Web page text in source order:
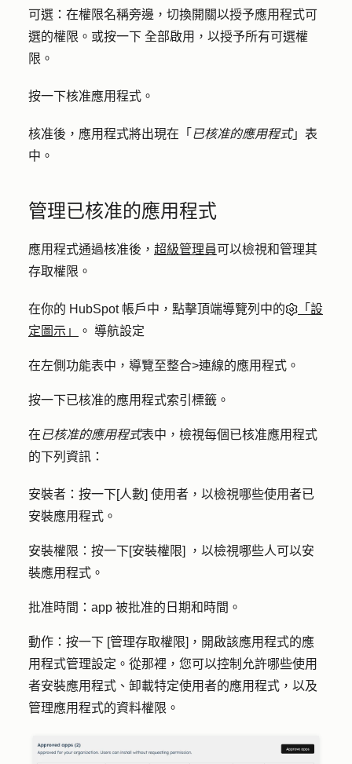
可選 ：在權限名稱旁邊，切換開關以授予應用程式可
選的權限。或按一下 全部啟用 ，以授予所有可選權
限。
按一下核准應用程式 。
核准後，應用程式將出現在「 已核准的應用程式」表
中。
管理已核准的應用程式
應用程式通過核准後， 超級管理員可以檢視和管理其
存取權限。
在你的 HubSpot 帳戶中，點擊頂端導覽列中的
「設
定圖示」
。 導航設定
在左側功能表中，導覽至整合>連線的應用程式 。
按一下已核准的應用程式索引標籤。
在已核准的應用程式表中，檢視每個已核准應用程式
的下列資訊：
安裝者 ：按一下[人數] 使用者 ，以檢視哪些使用者已
安裝應用程式。
安裝權限 ：按一下[安裝權限]
，以檢視哪些人可以安
裝應用程式。
批准時間 ：app 被批准的日期和時間。
動作 ：按一下 [管理存取權限]，開啟該應用程式的應
用程式管理設定。從那裡，您可以控制允許哪些使用
者安裝應用程式、卸載特定使用者的應用程式，以及
管理應用程式的資料權限。